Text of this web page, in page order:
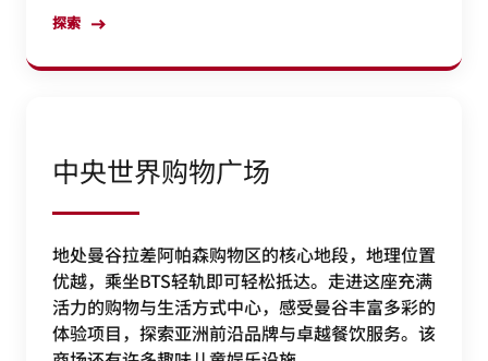
探索
中央世界购物广场
地处曼谷拉差阿帕森购物区的核心地段，地理位置
优越，乘坐BTS轻轨即可轻松抵达。走进这座充满
活力的购物与生活方式中心，感受曼谷丰富多彩的
体验项目，探索亚洲前沿品牌与卓越餐饮服务。该